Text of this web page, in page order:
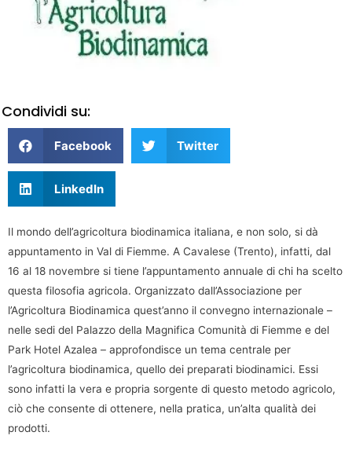
Condividi su:
Facebook Twitter
LinkedIn
Il mondo dell’agricoltura biodinamica italiana, e non solo, si dà
appuntamento in Val di Fiemme. A Cavalese (Trento), infatti, dal
16 al 18 novembre si tiene l’appuntamento annuale di chi ha scelto
questa filosofia agricola. Organizzato dall’Associazione per
l’Agricoltura Biodinamica quest’anno il convegno internazionale –
nelle sedi del Palazzo della Magnifica Comunità di Fiemme e del
Park Hotel Azalea – approfondisce un tema centrale per
l’agricoltura biodinamica, quello dei preparati biodinamici. Essi
sono infatti la vera e propria sorgente di questo metodo agricolo,
ciò che consente di ottenere, nella pratica, un’alta qualità dei
prodotti.